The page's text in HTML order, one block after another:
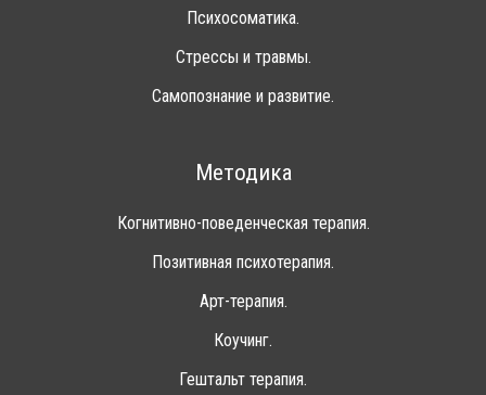
Психосоматика.
Стрессы и травмы.
Самопознание и развитие.
Методика
Когнитивно-поведенческая терапия.
Позитивная психотерапия.
Арт-терапия.
Коучинг.
Гештальт терапия.